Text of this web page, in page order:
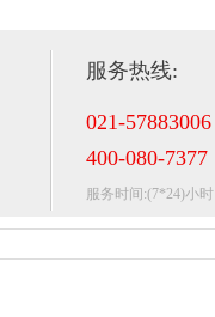
服务热线:
021-57883006
400-080-7377
服务时间:(7*24)小时